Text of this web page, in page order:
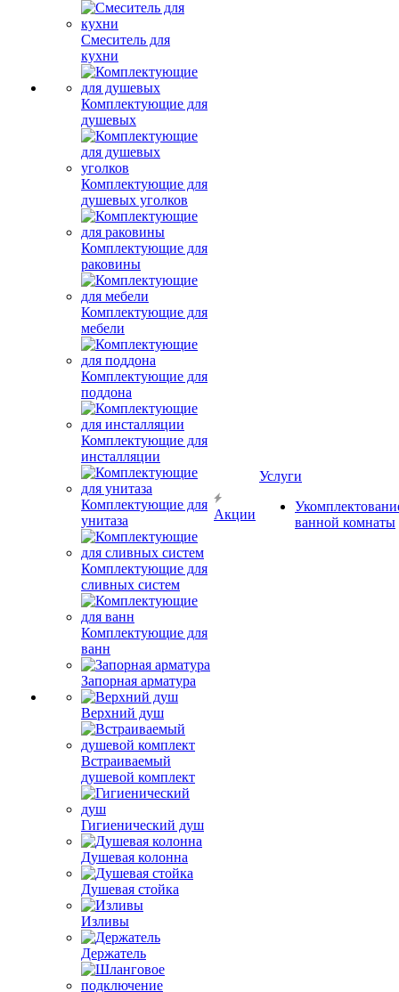
Смеситель для
кухни
Комплектующие для
душевых
Комплектующие для
душевых уголков
Комплектующие для
раковины
Комплектующие для
мебели
Комплектующие для
поддона
Комплектующие для
инсталляции
Комплектующие для
унитаза
Комплектующие для
сливных систем
Комплектующие для
ванн
Запорная арматура
Верхний душ
Встраиваемый
душевой комплект
Гигиенический душ
Душевая колонна
Душевая стойка
Изливы
Держатель
Акции
Услуги
ванной комнаты